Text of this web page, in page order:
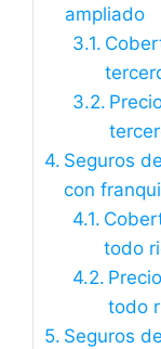
ampliado
Seguros
con
todo
todo
Seguros